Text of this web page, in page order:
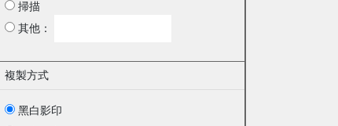
掃描
其他：
複製方式
黑白影印